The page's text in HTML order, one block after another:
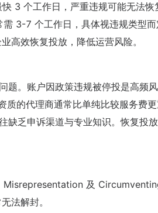
3 个工作日，严重违规可能无法恢
需 3-7 个工作日，具体视违规类型
高效恢复投放，降低运营风险。
题。账户因政策违规被停投是高频
的代理商通常比单纯比较服务费
缺乏申诉渠道与专业知识。恢复投
Misrepresentation 及
法解封。